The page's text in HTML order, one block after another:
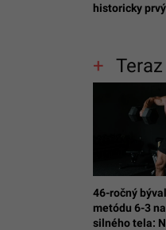
historicky
46-ročný
metódu 6-3
silného tela: